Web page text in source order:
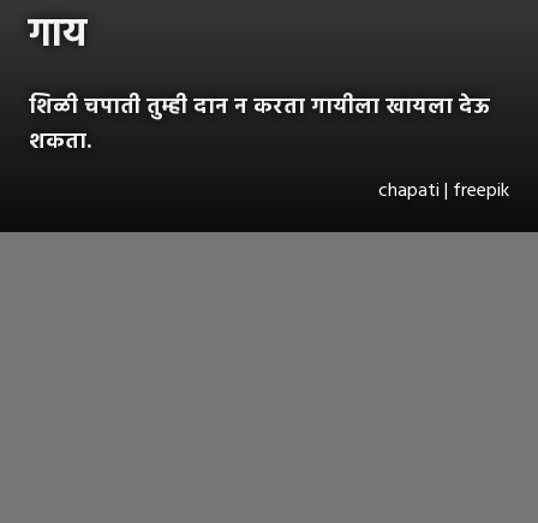
गाय
शिळी चपाती तुम्ही दान न करता गायीला खायला देऊ
शकता.
chapati | freepik